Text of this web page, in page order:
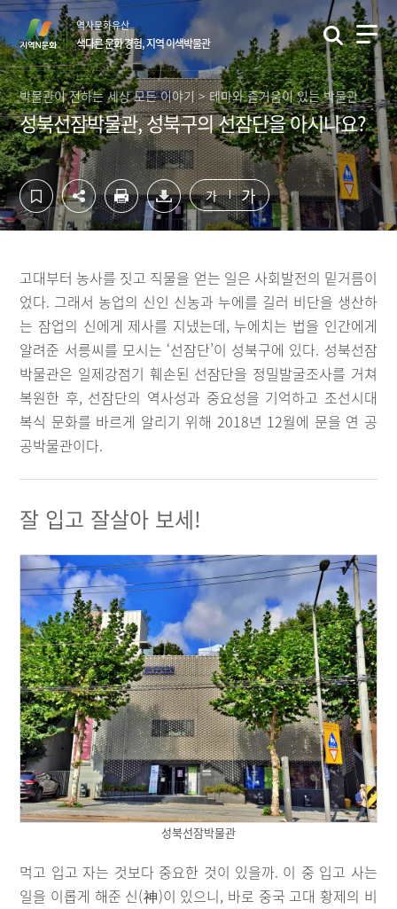
컨
텐
츠
영
역
바
로
가
기
하
단
영
역
바
로
가
기
역사문화유산
색다른 문화 경험, 지역 이색박물관
박물관이 전하는 세상 모든 이야기 > 테마와 즐거움이 있는 박물관
성북선잠박물관, 성북구의 선잠단을 아시나요?
가 가
고대부터 농사를 짓고 직물을 얻는 일은 사회발전의 밑거름이
었다. 그래서 농업의 신인 신농과 누에를 길러 비단을 생산하
는 잠업의 신에게 제사를 지냈는데, 누에치는 법을 인간에게
알려준 서릉씨를 모시는 ‘선잠단’이 성북구에 있다. 성북선잠
박물관은 일제강점기 훼손된 선잠단을 정밀발굴조사를 거쳐
복원한 후, 선잠단의 역사성과 중요성을 기억하고 조선시대
복식 문화를 바르게 알리기 위해 2018년 12월에 문을 연 공
공박물관이다.
잘 입고 잘살아 보세!
성북선잠박물관
먹고 입고 자는 것보다 중요한 것이 있을까. 이 중 입고 사는
일을 이롭게 해준 신(神)이 있으니, 바로 중국 고대 황제의 비